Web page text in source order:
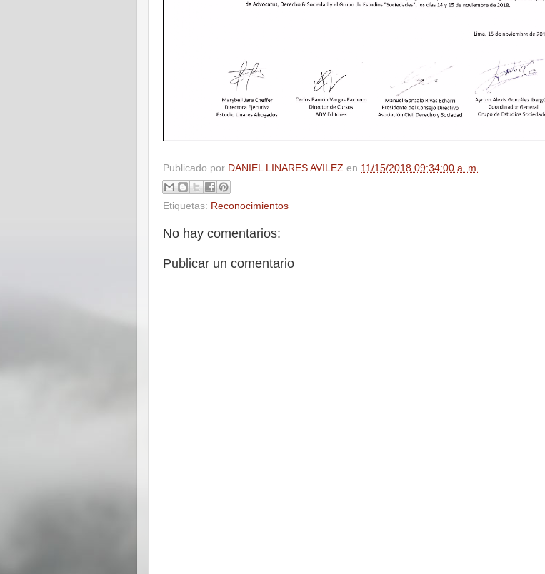
Publicado por DANIEL LINARES AVILEZ en 11/15/2018 09:34:00 a. m.
Etiquetas: Reconocimientos
No hay comentarios:
Publicar un comentario